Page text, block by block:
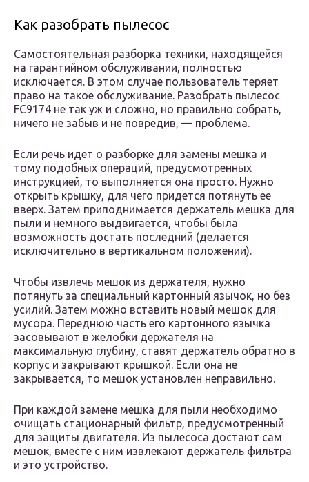
Как разобрать пылесос
Самостоятельная разборка техники, находящейся
на гарантийном обслуживании, полностью
исключается. В этом случае пользователь теряет
право на такое обслуживание. Разобрать пылесос
FC9174 не так уж и сложно, но правильно собрать,
ничего не забыв и не повредив, — проблема.
Если речь идет о разборке для замены мешка и
тому подобных операций, предусмотренных
инструкцией, то выполняется она просто. Нужно
открыть крышку, для чего придется потянуть ее
вверх. Затем приподнимается держатель мешка для
пыли и немного выдвигается, чтобы была
возможность достать последний (делается
исключительно в вертикальном положении).
Чтобы извлечь мешок из держателя, нужно
потянуть за специальный картонный язычок, но без
усилий. Затем можно вставить новый мешок для
мусора. Переднюю часть его картонного язычка
засовывают в желобки держателя на
максимальную глубину, ставят держатель обратно в
корпус и закрывают крышкой. Если она не
закрывается, то мешок установлен неправильно.
При каждой замене мешка для пыли необходимо
очищать стационарный фильтр, предусмотренный
для защиты двигателя. Из пылесоса достают сам
мешок, вместе с ним извлекают держатель фильтра
и это устройство.